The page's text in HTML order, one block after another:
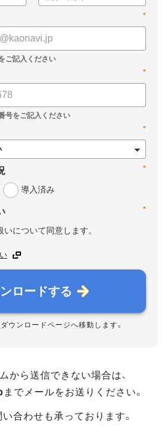
*
*
*
*
導入済み
*
について同意します。
ロードする
ウンロードページへ移動します。
から送信できない場合は、
までメールをお送りください。
合わせも承っております。